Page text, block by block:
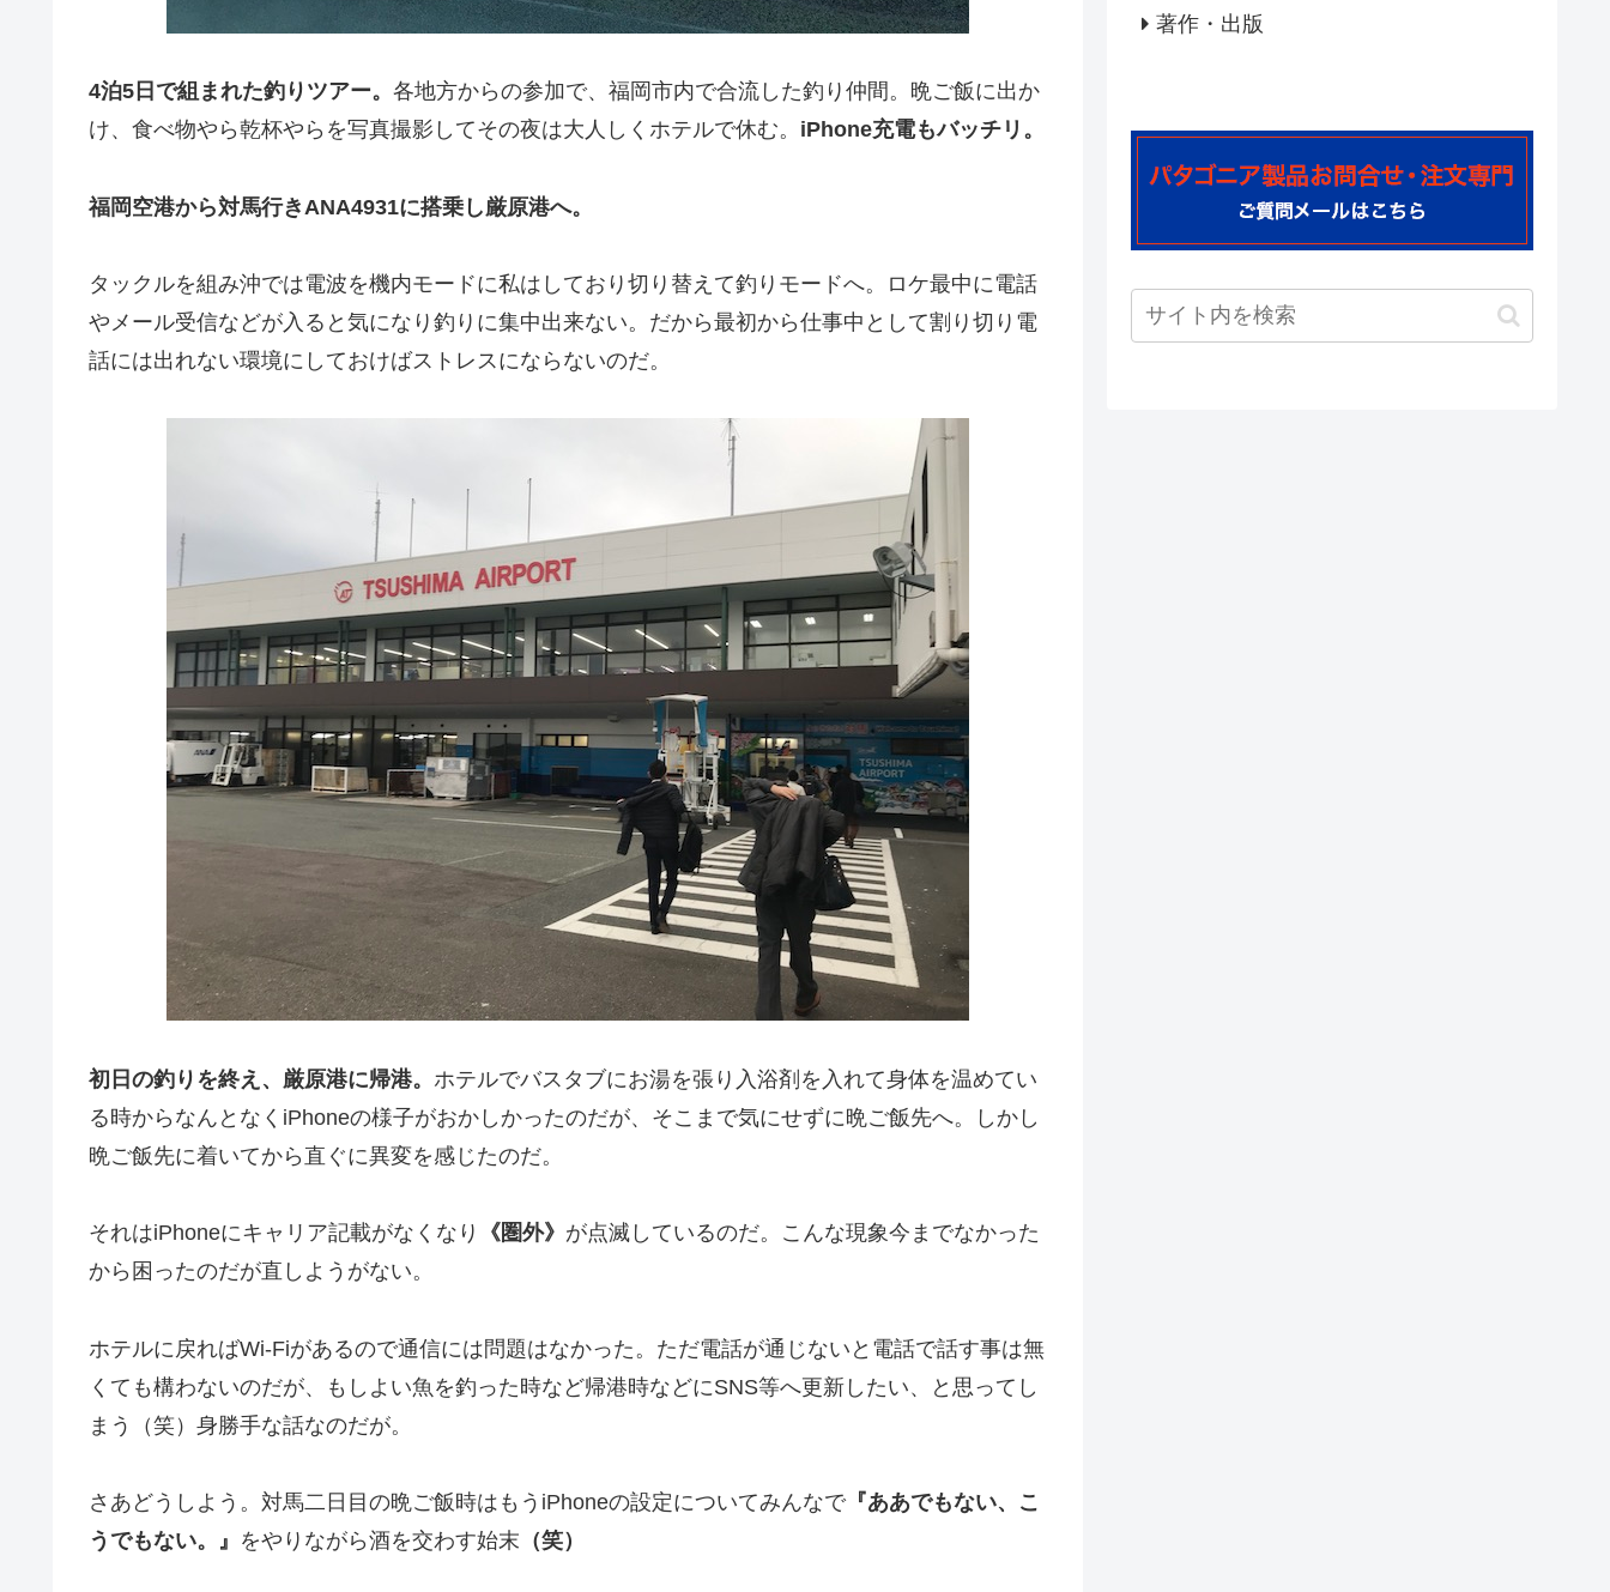
4泊5日で組まれた釣りツアー。 各地方からの参加で、福岡市内で合流した釣り仲間。晩ご飯に出か
け、食べ物やら乾杯やらを写真撮影してその夜は大人しくホテルで休む。 iPhone充電もバッチリ。
福岡空港から対馬行きANA4931に搭乗し厳原港へ。
タックルを組み沖では電波を機内モードに私はしており切り替えて釣りモードへ。ロケ最中に電話
やメール受信などが入ると気になり釣りに集中出来ない。だから最初から仕事中として割り切り電
話には出れない環境にしておけばストレスにならないのだ。
初日の釣りを終え、厳原港に帰港。 ホテルでバスタブにお湯を張り入浴剤を入れて身体を温めてい
る時からなんとなくiPhoneの様子がおかしかったのだが、そこまで気にせずに晩ご飯先へ。しかし
晩ご飯先に着いてから直ぐに異変を感じたのだ。
それはiPhoneにキャリア記載がなくなり 《圏外》 が点滅しているのだ。こんな現象今までなかった
から困ったのだが直しようがない。
ホテルに戻ればWi-Fiがあるので通信には問題はなかった。ただ電話が通じないと電話で話す事は無
くても構わないのだが、もしよい魚を釣った時など帰港時などにSNS等へ更新したい、と思ってし
まう（笑）身勝手な話なのだが。
さあどうしよう。対馬二日目の晩ご飯時はもうiPhoneの設定についてみんなで『ああでもない、こ
うでもない。』 をやりながら酒を交わす始末 （笑）
著作・出版